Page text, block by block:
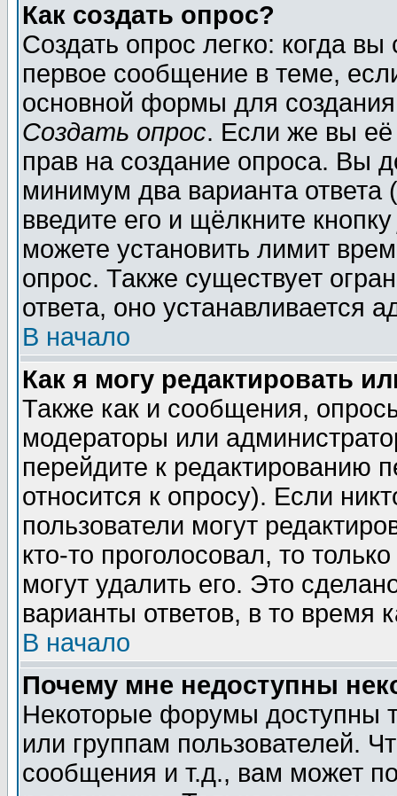
Как создать опрос?
Создать опрос легко: когда
первое сообщение в теме,
основной формы для
Создать опрос. Если же вы её
прав на создание опроса. Вы
минимум два варианта ответа
введите его и щёлкните
можете установить лимит
опрос. Также существует
ответа, оно устанавливается
В начало
Как я могу редактировать
Также как и сообщения,
модераторы или
перейдите к редактированию
относится к опросу). Если
пользователи могут
кто-то проголосовал, то
могут удалить его. Это
варианты ответов, в то время
В начало
Почему мне недоступны
Некоторые форумы доступны
или группам пользователей.
сообщения и т.д., вам может